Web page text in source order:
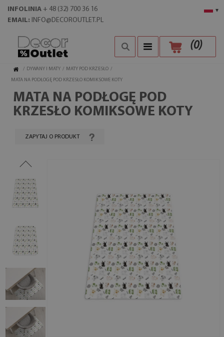
▾
INFOLINIA + 48 (32) 700 36 16
EMAIL: INFO@DECOROUTLET.PL
(0)
/ DYWANY I MATY / MATY POD KRZESŁO /
MATA NA PODŁOGĘ POD KRZESŁO KOMIKSOWE KOTY
MATA NA PODŁOGĘ POD
KRZESŁO KOMIKSOWE KOTY
ZAPYTAJ O PRODUKT